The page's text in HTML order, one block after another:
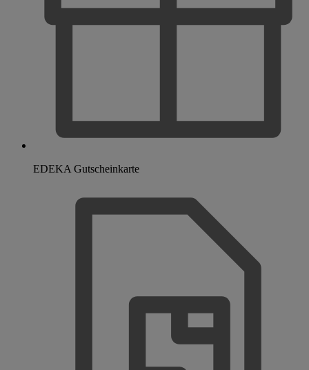
EDEKA Gutscheinkarte